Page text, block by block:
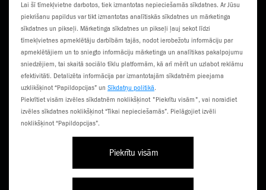
Lai šī tīmekļvietne darbotos, tiek izmantotas nepieciešamās sīkdatnes. Ar Jūsu
piekrišanu papildus var tikt izmantotas analītiskās sīkdatnes un mārketinga
sīkdatnes un pikseļi. Mārketinga sīkdatnes un pikseļi ļauj sekot līdzi
tīmekļvietnes apmeklētāju darbībām tajās, nodot ierobežotu informāciju par
apmeklētājiem un to sniegto informāciju mārketinga un analītikas pakalpojumu
sniedzējiem, tai skaitā sociālo tīklu platformām, kā arī mērīt un uzlabot reklāmu
efektivitāti. Detalizēta informācija par izmantotajām sīkdatnēm pieejama
uzklikšķinot “Papildopcijas” un Sīkdatņu politikā.
Piekrītiet visām izvēles sīkdatnēm noklikšķinot "Piekrītu visām", vai noraidiet
izvēles sīkdatnes noklikšķinot “Tikai nepieciešamās”. Pielāgojiet izvēli
noklikšķinot “Papildopcijas”.
Piekrītu visām
KLIENTU CENTRI
SŪTI SMS
ČEMPIONĀTS
3G NORIETS
TŪRISTIEM